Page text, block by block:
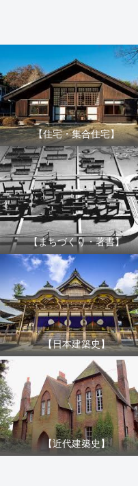
【住宅・集合住宅】
【まちづくり・著書】
【日本建築史】
【近代建築史】